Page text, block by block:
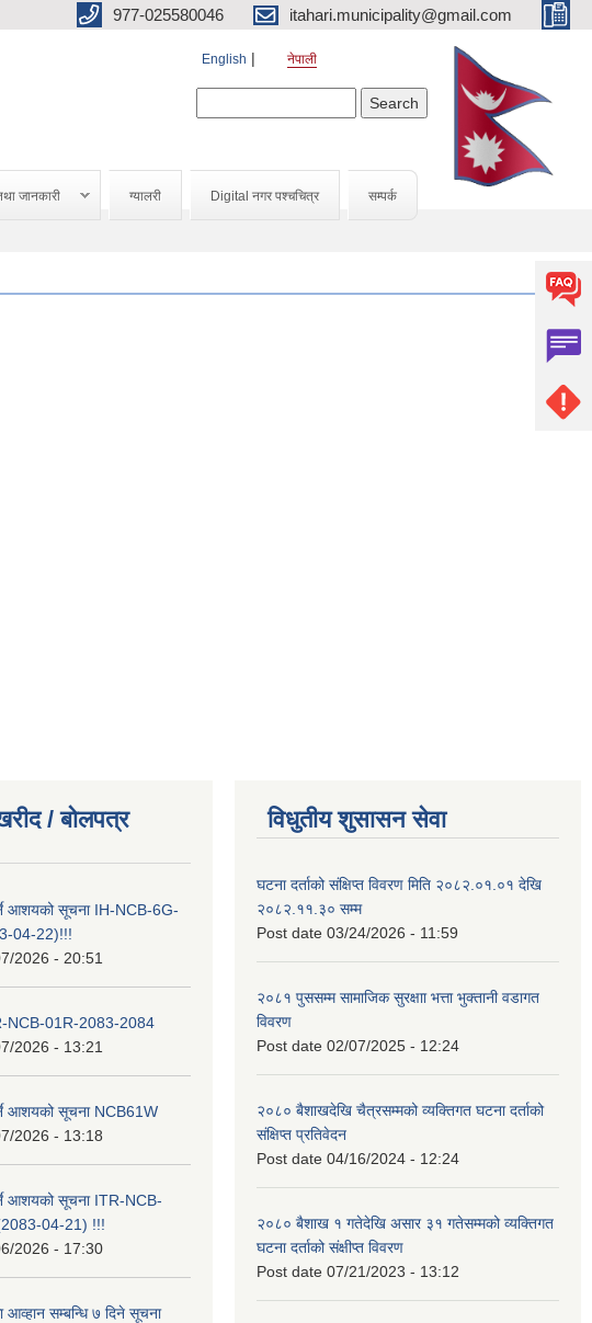
977-025580046 itahari.municipality@gmail.com
English नेपाली
जानकारी ग्यालरी Digital नगर पश्चचित्र सम्पर्क
/ बोलपत्र
आशयको सूचना IH-NCB-6G-
04-22)!!!
2026 - 20:51
NCB-01R-2083-2084
2026 - 13:21
आशयको सूचना NCB61W
2026 - 13:18
आशयको सूचना ITR-NCB-
04-21) !!!
2026 - 17:30
सम्बन्धि ७ दिने सूचना
विधुतीय शुसासन सेवा
घटना दर्ताको संक्षिप्त विवरण मिति २०८२.०१.०१ देखि
२०८२.११.३० सम्म
Post date 03/24/2026 - 11:59
२०८१ पुससम्म सामाजिक सुरक्षाा भत्ता भुक्तानी वडागत
विवरण
Post date 02/07/2025 - 12:24
२०८० बैशाखदेखि चैत्रसम्मको व्यक्तिगत घटना दर्ताको
संक्षिप्त प्रतिवेदन
Post date 04/16/2024 - 12:24
२०८० बैशाख १ गतेदेखि असार ३१ गतेसम्मको व्यक्तिगत
घटना दर्ताको संक्षीप्त विवरण
Post date 07/21/2023 - 13:12